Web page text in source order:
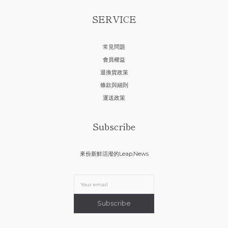
SERVICE
常見問題
會員權益
退換貨政策
條款與細則
運送政策
Subscribe
來份新鮮活潑的Leap,News
Subscribe